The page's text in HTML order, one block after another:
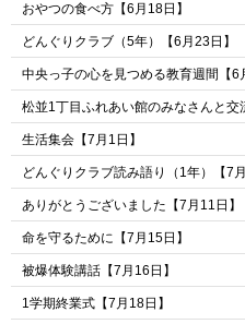
おやつの食べ方【6月18日】
どんぐりクラブ（5年）【6月23日】
中央っ子の心を見つめる教育週間【6
松並1丁目ふれあい館のみなさんと交
生活集会【7月1日】
どんぐりクラブ読み語り（1年）【7月
ありがとうございました【7月11日】
命を守るために【7月15日】
被爆体験講話【7月16日】
1学期終業式【7月18日】